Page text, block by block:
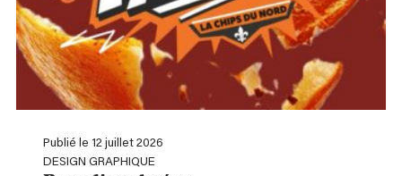
Publié le 12 juillet 2026
DESIGN GRAPHIQUE